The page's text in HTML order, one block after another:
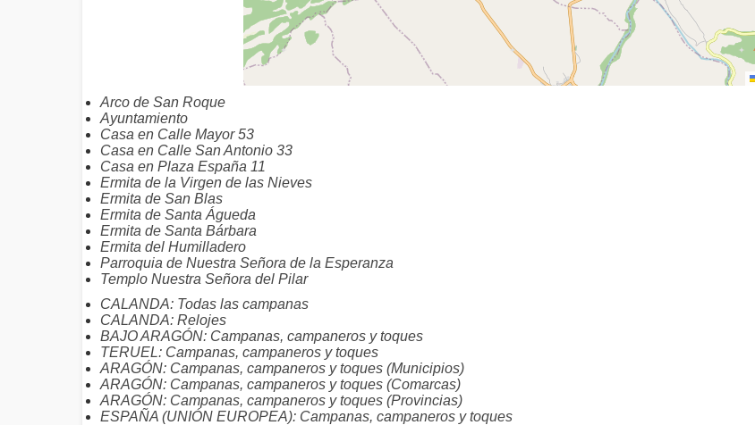
Arco de San Roque
Ayuntamiento
Casa en Calle Mayor 53
Casa en Calle San Antonio 33
Casa en Plaza España 11
Ermita de la Virgen de las Nieves
Ermita de San Blas
Ermita de Santa Águeda
Ermita de Santa Bárbara
Ermita del Humilladero
Parroquia de Nuestra Señora de la Esperanza
Templo Nuestra Señora del Pilar
CALANDA: Todas las campanas
CALANDA: Relojes
BAJO ARAGÓN: Campanas, campaneros y toques
TERUEL: Campanas, campaneros y toques
ARAGÓN: Campanas, campaneros y toques (Municipios)
ARAGÓN: Campanas, campaneros y toques (Comarcas)
ARAGÓN: Campanas, campaneros y toques (Provincias)
ESPAÑA (UNIÓN EUROPEA): Campanas, campaneros y toques